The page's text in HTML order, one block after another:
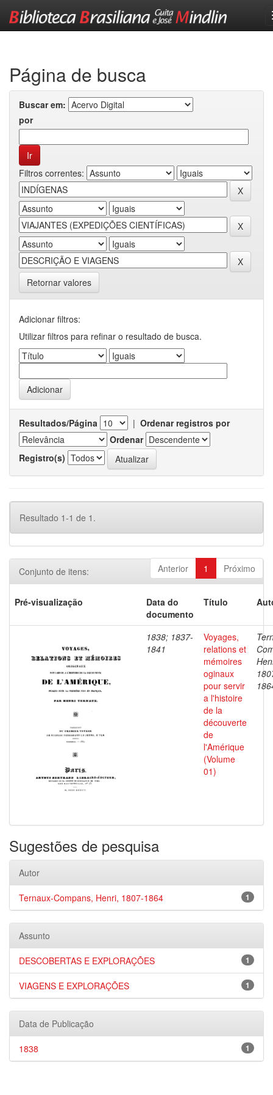
Página de busca
Buscar em:
por
Filtros correntes:
Retornar valores
Adicionar filtros:
Utilizar filtros para refinar o resultado de busca.
Resultados/Página | Ordenar registros por
Ordenar
Registro(s)
Resultado 1-1 de 1.
Anterior 1 Próximo
Conjunto de itens:
Pré-visualização
Data do
documento
Título
1838; 1837-
1841
Voyages,
relations et
mémoires
oginaux
pour servir
a l'histoire
de la
découverte
de
l'Amérique
(Volume
01)
Sugestões de pesquisa
Autor
1
Ternaux-Compans, Henri, 1807-1864
Assunto
1
DESCOBERTAS E EXPLORAÇÕES
1
VIAGENS E EXPLORAÇÕES
Data de Publicação
1
1838